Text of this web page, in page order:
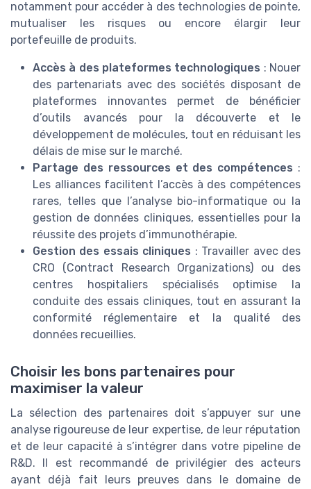
notamment pour accéder à des technologies de pointe,
mutualiser les risques ou encore élargir leur
portefeuille de produits.
Accès à des plateformes technologiques : Nouer
des partenariats avec des sociétés disposant de
plateformes innovantes permet de bénéficier
d’outils avancés pour la découverte et le
développement de molécules, tout en réduisant les
délais de mise sur le marché.
Partage des ressources et des compétences :
Les alliances facilitent l’accès à des compétences
rares, telles que l’analyse bio-informatique ou la
gestion de données cliniques, essentielles pour la
réussite des projets d’immunothérapie.
Gestion des essais cliniques : Travailler avec des
CRO (Contract Research Organizations) ou des
centres hospitaliers spécialisés optimise la
conduite des essais cliniques, tout en assurant la
conformité réglementaire et la qualité des
données recueillies.
Choisir les bons partenaires pour
maximiser la valeur
La sélection des partenaires doit s’appuyer sur une
analyse rigoureuse de leur expertise, de leur réputation
et de leur capacité à s’intégrer dans votre pipeline de
R&D. Il est recommandé de privilégier des acteurs
ayant déjà fait leurs preuves dans le domaine de